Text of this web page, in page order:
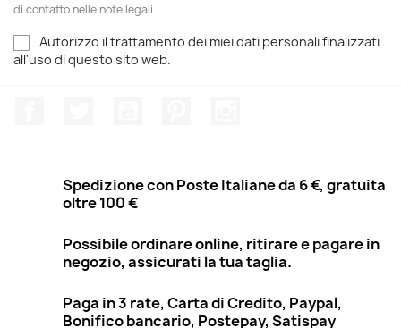
di contatto nelle note legali.
Autorizzo il trattamento dei miei dati personali finalizzati
all'uso di questo sito web.
Spedizione con Poste Italiane da 6 €, gratuita
oltre 100 €
Possibile ordinare online, ritirare e pagare in
negozio, assicurati la tua taglia.
Paga in 3 rate, Carta di Credito, Paypal,
Bonifico bancario, Postepay, Satispay